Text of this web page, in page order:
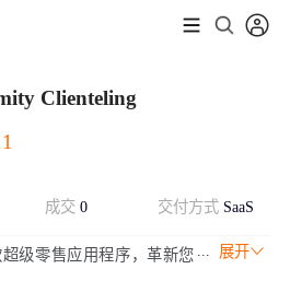
Clienteling
成交 0 交付方式 SaaS
展开
级零售应用程序，革新您